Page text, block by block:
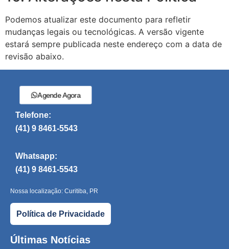
Podemos atualizar este documento para refletir
mudanças legais ou tecnológicas. A versão vigente
estará sempre publicada neste endereço com a data de
revisão abaixo.
Agende Agora
Telefone:
(41) 9 8461-5543
Whatsapp:
(41) 9 8461-5543
Nossa localização: Curitiba, PR
Política de Privacidade
Últimas Notícias